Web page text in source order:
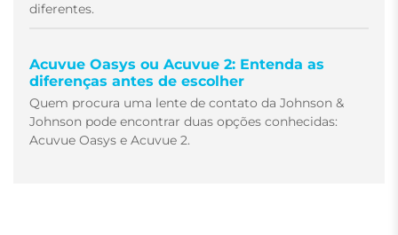
diferentes.
Acuvue Oasys ou Acuvue 2: Entenda as
diferenças antes de escolher
Quem procura uma lente de contato da Johnson &
Johnson pode encontrar duas opções conhecidas:
Acuvue Oasys e Acuvue 2.